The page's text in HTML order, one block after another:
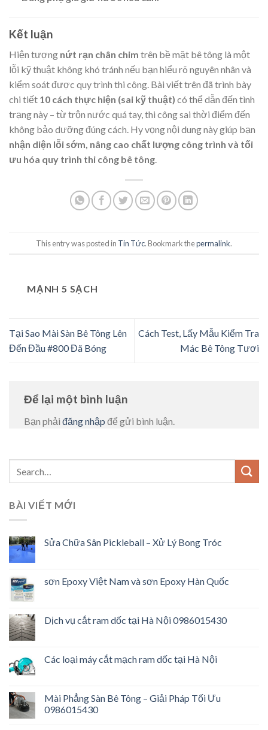
Kết luận
Hiện tượng nứt rạn chân chim trên bề mặt bê tông là một
lỗi kỹ thuật không khó tránh nếu bạn hiểu rõ nguyên nhân và
kiểm soát được quy trình thi công. Bài viết trên đã trình bày
chi tiết 10 cách thực hiện (sai kỹ thuật) có thể dẫn đến tình
trạng này – từ trộn nước quá tay, thi công sai thời điểm đến
không bảo dưỡng đúng cách. Hy vọng nội dung này giúp bạn
nhận diện lỗi sớm, nâng cao chất lượng công trình và tối
ưu hóa quy trình thi công bê tông.
This entry was posted in Tin Tức. Bookmark thepermalink.
MẠNH 5 SẠCH
Tại Sao Mài Sàn Bê Tông Lên
Đến Đầu #800 Đã Bóng
Cách Test, Lấy Mẫu Kiểm Tra
Mác Bê Tông Tươi
Để lại một bình luận
Bạn phải đăng nhập để gửi bình luận.
BÀI VIẾT MỚI
Sửa Chữa Sân Pickleball – Xử Lý Bong Tróc
sơn Epoxy Việt Nam và sơn Epoxy Hàn Quốc
Dịch vụ cắt ram dốc tại Hà Nội 0986015430
Các loại máy cắt mạch ram dốc tại Hà Nội
Mài Phẳng Sàn Bê Tông – Giải Pháp Tối Ưu
0986015430